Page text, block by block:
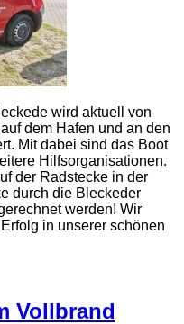
wird aktuell von
dem Hafen und an den
Mit dabei sind das Boot
Hilfsorganisationen.
der Radstecke in der
durch die Bleckeder
werden! Wir
in unserer schönen
Vollbrand